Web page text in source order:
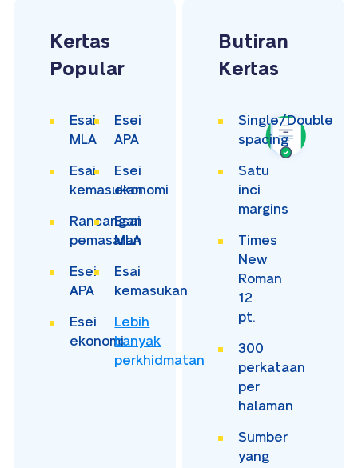
Kertas
Popular
Esai
MLA
Esei
APA
Esai
kemasukan
Esei
ekonomi
Rancangan
pemasaran
Esai
MLA
Esei
APA
Esai
kemasukan
Esei
ekonomi
Lebih
banyak
perkhidmatan
Butiran
Kertas
Single/Double
spacing
Satu
inci
margins
Times
New
Roman
12
pt.
300
perkataan
per
halaman
Sumber
yang